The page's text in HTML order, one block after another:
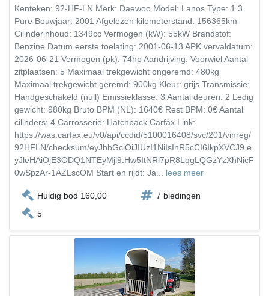
Kenteken: 92-HF-LN Merk: Daewoo Model: Lanos Type: 1.3
Pure Bouwjaar: 2001 Afgelezen kilometerstand: 156365km
Cilinderinhoud: 1349cc Vermogen (kW): 55kW Brandstof:
Benzine Datum eerste toelating: 2001-06-13 APK vervaldatum:
2026-06-21 Vermogen (pk): 74hp Aandrijving: Voorwiel Aantal
zitplaatsen: 5 Maximaal trekgewicht ongeremd: 480kg
Maximaal trekgewicht geremd: 900kg Kleur: grijs Transmissie:
Handgeschakeld (null) Emissieklasse: 3 Aantal deuren: 2 Ledig
gewicht: 980kg Bruto BPM (NL): 1640€ Rest BPM: 0€ Aantal
cilinders: 4 Carrosserie: Hatchback Carfax Link:
https://was.carfax.eu/v0/api/ccdid/5100016408/svc/201/vinreg/
92HFLN/checksum/eyJhbGciOiJIUzI1NiIsInR5cCI6IkpXVCJ9.e
yJleHAiOjE3ODQ1NTEyMjl9.Hw5ItNRl7pR8LqgLQGzYzXhNicF
0wSpzAr-1AZLscOM Start en rijdt: Ja... lees meer
Huidig bod 160,00
7 biedingen
5